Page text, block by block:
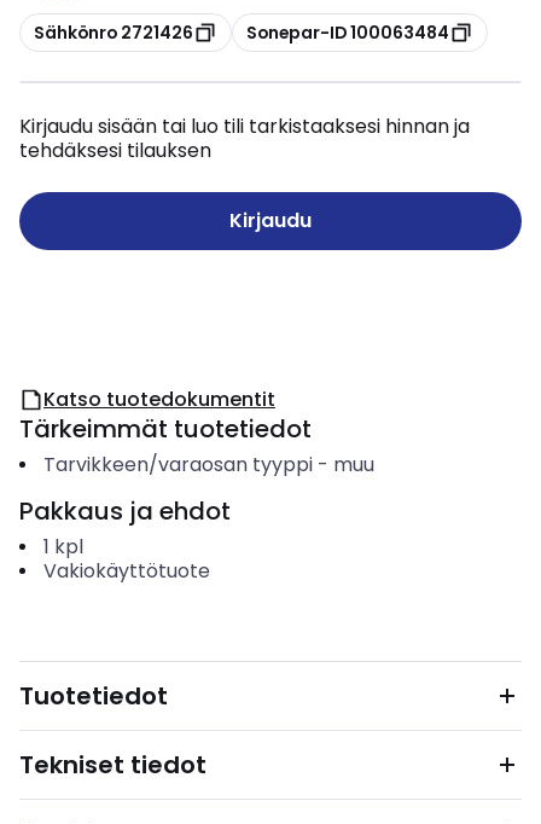
Kopioi
Sähkönro 2721426 Kopioi
Sonepar-ID 100063484
Kirjaudu sisään tai luo tili tarkistaaksesi hinnan ja
tehdäksesi tilauksen
Kirjaudu
Katso tuotedokumentit
Tärkeimmät tuotetiedot
Tarvikkeen/varaosan tyyppi- muu
Pakkaus ja ehdot
1 kpl
Vakiokäyttötuote
Tuotetiedot
Tekniset tiedot